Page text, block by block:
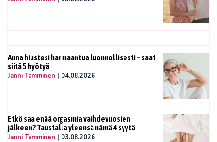
Anna hiustesi harmaantua luonnollisesti – saat
siitä 5 hyötyä
Janni Tamminen | 04.08.2026
Etkö saa enää orgasmia vaihdevuosien
jälkeen? Taustalla yleensä nämä 4 syytä
Janni Tamminen | 03.08.2026